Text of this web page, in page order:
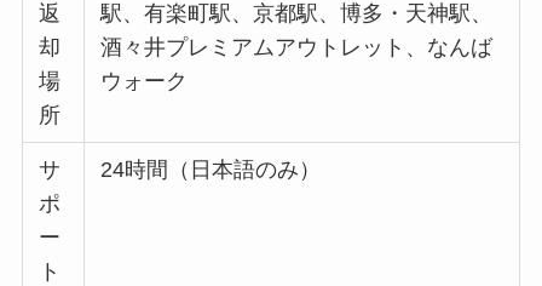
返
却
場
所
駅、有楽町駅、京都駅、博多・天神駅、
酒々井プレミアムアウトレット、なんば
ウォーク
サ
ポ
ー
ト
24時間（日本語のみ）